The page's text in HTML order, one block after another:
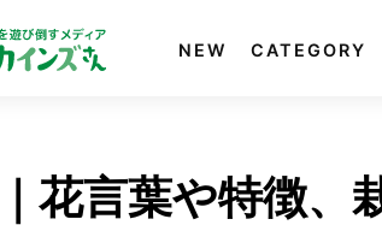
NEW CATEGORY
花言葉や特徴、